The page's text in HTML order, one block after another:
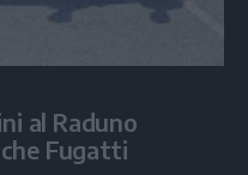
al Raduno
Fugatti